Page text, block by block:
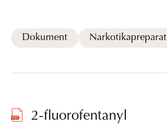
Dokument Narkotikapreparat
2-fluorofentanyl